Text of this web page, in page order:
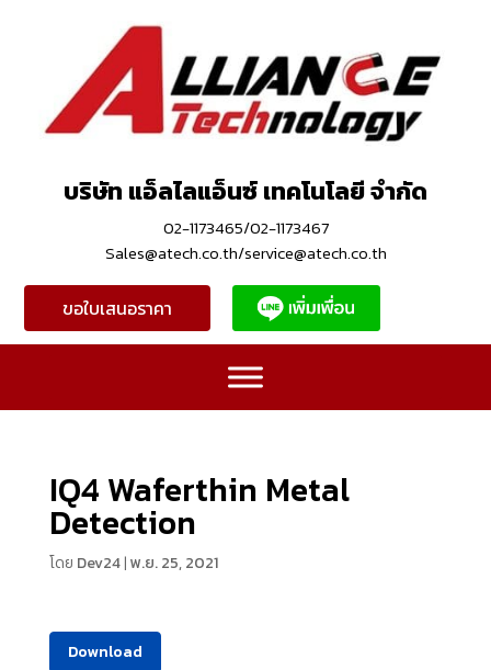
บริษัท แอ็ลไลแอ็นซ์ เทคโนโลยี จำกัด
02-1173465/02-1173467
Sales@atech.co.th/service@atech.co.th
ขอใบเสนอราคา
IQ4 Waferthin Metal
Detection
โดย Dev24|พ.ย. 25, 2021
Download